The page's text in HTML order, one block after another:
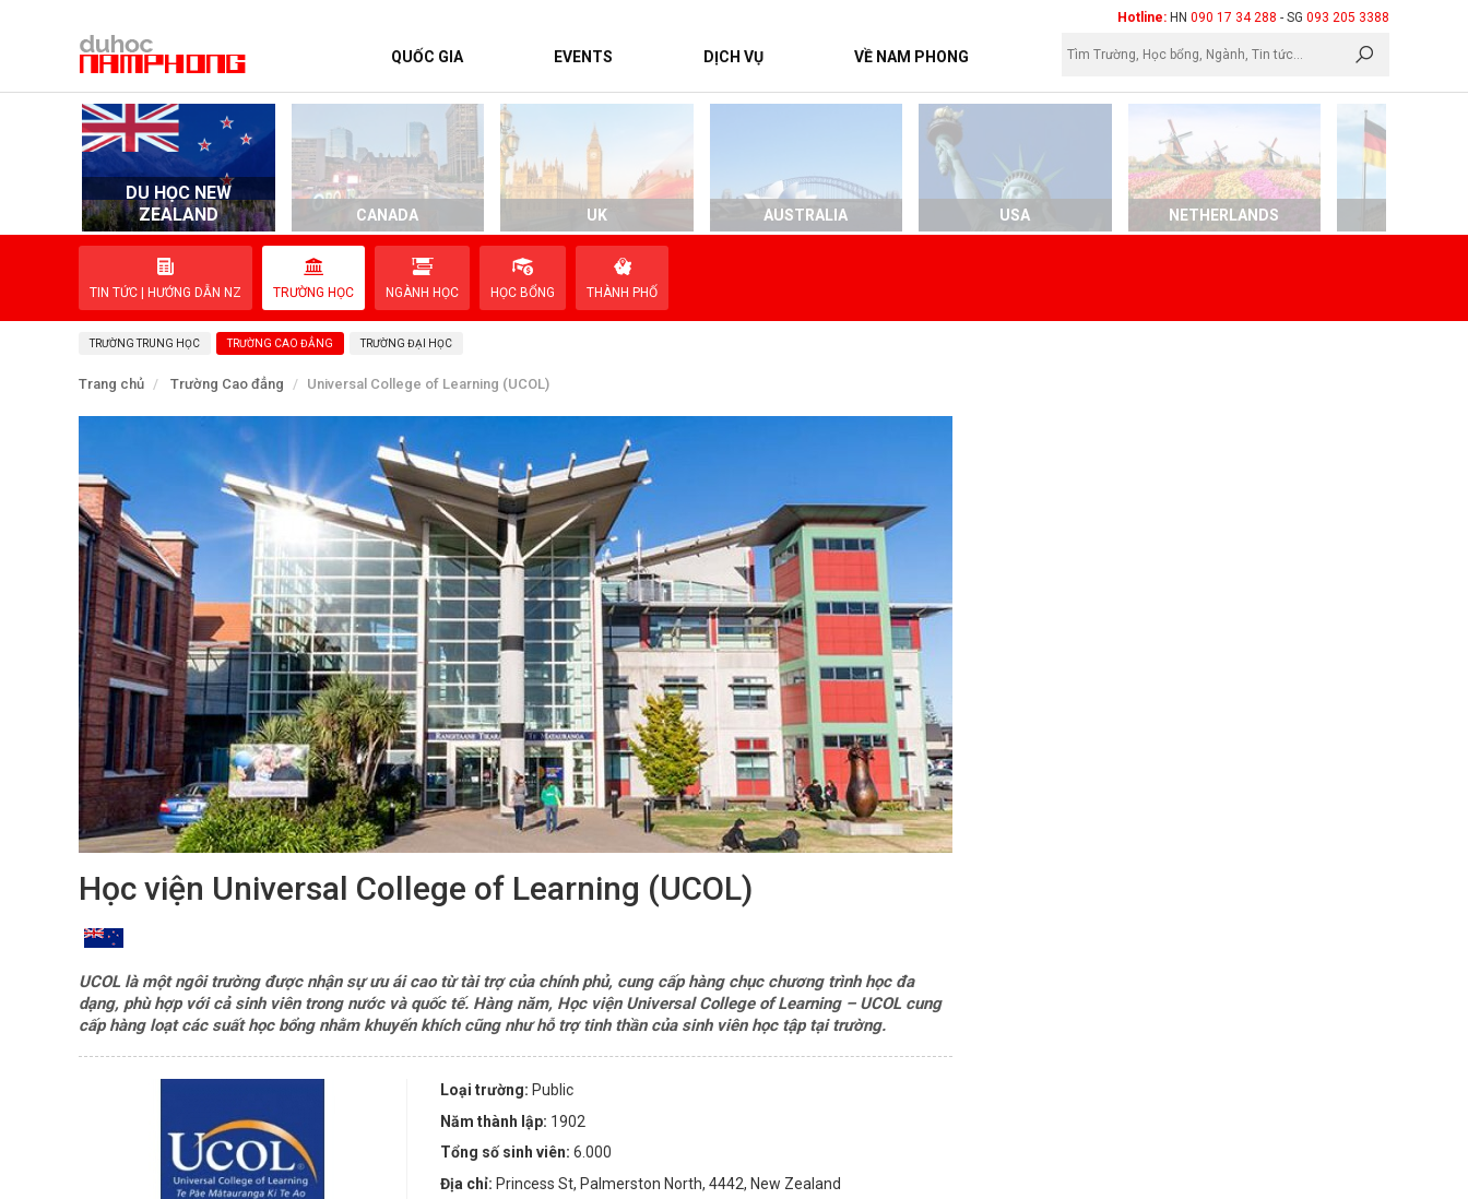
Hotline: HN 090 17 34 288 - SG 093 205 3388
QUỐC GIA EVENTS DỊCH VỤ VỀ NAM PHONG
DU HỌC NEW
ZEALAND
CANADA UK AUSTRALIA USA NETHERLANDS
TIN TỨC | HƯỚNG DẪN NZ TRƯỜNG HỌC NGÀNH HỌC HỌC BỔNG THÀNH PHỐ
TRƯỜNG TRUNG HỌC TRƯỜNG CAO ĐẲNG TRƯỜNG ĐẠI HỌC
Trang chủ Trường Cao đẳng Universal College of Learning (UCOL)
Học viện Universal College of Learning (UCOL)
UCOL là một ngôi trường được nhận sự ưu ái cao từ tài trợ của chính phủ, cung cấp hàng chục chương trình học đa
dạng, phù hợp với cả sinh viên trong nước và quốc tế. Hàng năm, Học viện Universal College of Learning – UCOL cung
cấp hàng loạt các suất học bổng nhằm khuyến khích cũng như hỗ trợ tinh thần của sinh viên học tập tại trường.
Loại trường: Public
Năm thành lập: 1902
Tổng số sinh viên:6.000
Địa chỉ:Princess St, Palmerston North, 4442, New Zealand
TRANG CHỦ
QUỐC GIA
EVENTS